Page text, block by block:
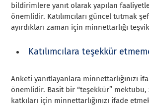
bildirimlere yanıt olarak yapılan
önemlidir. Katılımcıları güncel tutmak
ayırdıkları zaman için minnettarlığı
Katılımcılara teşekkür
Anketi yanıtlayanlara minnettarlığınızı
önemlidir. Basit bir “teşekkür” mektubu,
katkıları için minnettarlığınızı ifade